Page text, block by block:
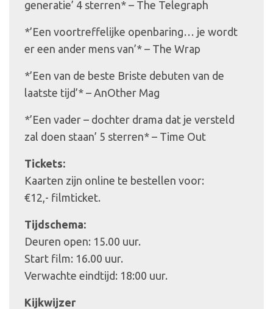
generatie’ 4 sterren* – The Telegraph
*’Een voortreffelijke openbaring… je wordt
er een ander mens van’* – The Wrap
*’Een van de beste Briste debuten van de
laatste tijd’* – AnOther Mag
*’Een vader – dochter drama dat je versteld
zal doen staan’ 5 sterren* – Time Out
Tickets:
Kaarten zijn online te bestellen voor:
€12,- filmticket.
Tijdschema:
Deuren open: 15.00 uur.
Start film: 16.00 uur.
Verwachte eindtijd: 18:00 uur.
Kijkwijzer